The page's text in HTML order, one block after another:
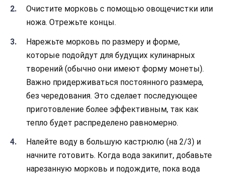
Очистите морковь с помощью овощечистки или
ножа. Отрежьте концы.
Нарежьте морковь по размеру и форме,
которые подойдут для будущих кулинарных
творений (обычно они имеют форму монеты).
Важно придерживаться постоянного размера,
без чередования. Это сделает последующее
приготовление более эффективным, так как
тепло будет распределено равномерно.
Налейте воду в большую кастрюлю (на 2/3) и
начните готовить. Когда вода закипит, добавьте
нарезанную морковь и подождите, пока вода